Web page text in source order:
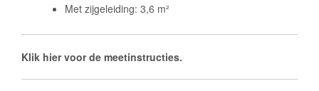
Met zijgeleiding: 3,6 m²
Klik hier voor de meetinstructies.